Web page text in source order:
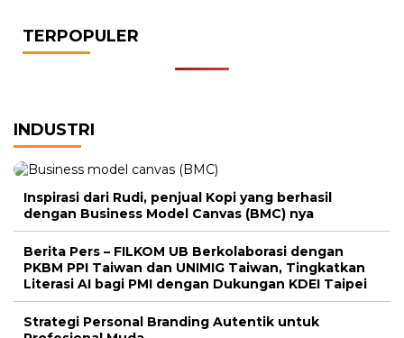
TERPOPULER
INDUSTRI
Inspirasi dari Rudi, penjual Kopi yang berhasil
dengan Business Model Canvas (BMC) nya
Berita Pers – FILKOM UB Berkolaborasi dengan
PKBM PPI Taiwan dan UNIMIG Taiwan, Tingkatkan
Literasi AI bagi PMI dengan Dukungan KDEI Taipei
Strategi Personal Branding Autentik untuk